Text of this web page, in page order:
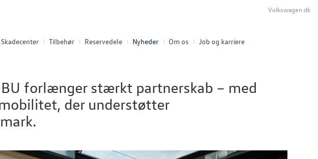
Skadecenter Tilbehør Reservedele Nyheder Om os Job og karriere
Volkswagen.dk
forlænger stærkt partnerskab – med
der understøtter